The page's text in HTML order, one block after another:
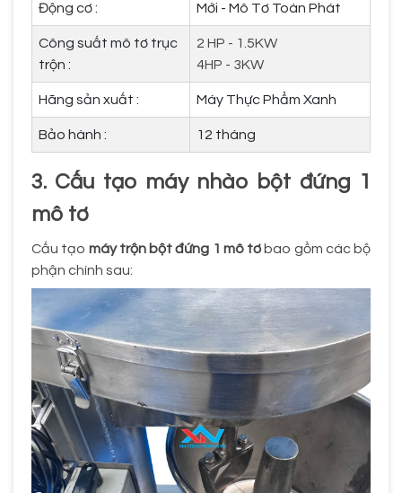
Động cơ : Mới - Mô Tơ Toàn Phát
Công suất mô tơ trục
trộn :
2 HP - 1.5KW
4HP - 3KW
Hãng sản xuất : Máy Thực Phẩm Xanh
Bảo hành : 12 tháng
3. Cấu tạo máy nhào bột đứng 1
mô tơ
Cấu tạo máy trộn bột đứng 1 mô tơ bao gồm các bộ
phận chính sau: